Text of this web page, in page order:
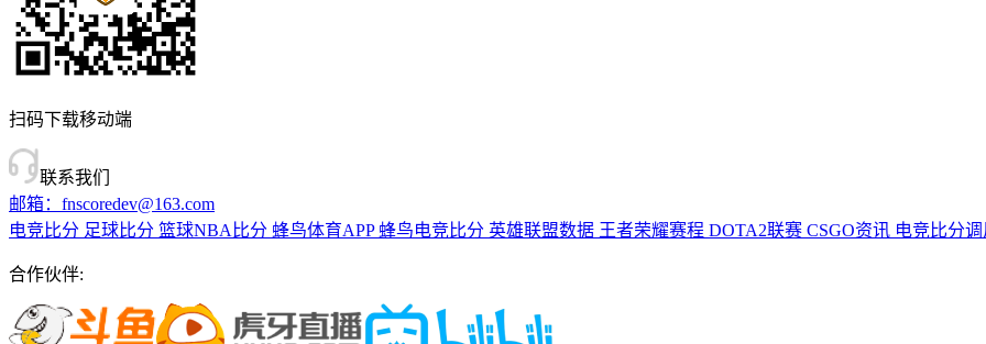
扫码下载移动端
联系我们
邮箱：fnscoredev@163.com
电竞比分 足球比分 篮球NBA比分 蜂鸟体育APP 蜂鸟电竞比分 英雄联盟数据 王者荣耀赛程 DOTA2联赛 CSGO资讯 电竞比分调
合作伙伴: